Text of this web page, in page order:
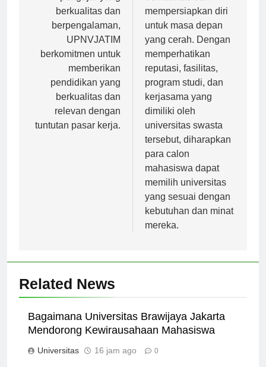
pengajar yang
berkualitas dan
berpengalaman,
UPNVJATIM
berkomitmen untuk
memberikan
pendidikan yang
berkualitas dan
relevan dengan
berkualitas dan
mempersiapkan diri
untuk masa depan
yang cerah. Dengan
memperhatikan
reputasi, fasilitas,
program studi, dan
kerjasama yang
dimiliki oleh
universitas swasta
tersebut, diharapkan
para calon
mahasiswa dapat
memilih universitas
yang sesuai dengan
kebutuhan dan minat
Related News
Bagaimana Universitas Brawijaya Jakarta